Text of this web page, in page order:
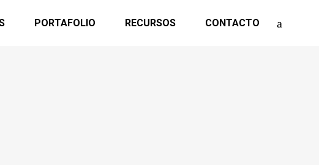
PORTAFOLIO RECURSOS CONTACTO